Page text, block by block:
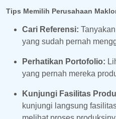
Tips Memilih Perusahaan
Cari Referensi:
yang sudah pernah
Perhatikan Portofolio:
yang pernah mereka
Kunjungi Fasilitas
kunjungi langsung